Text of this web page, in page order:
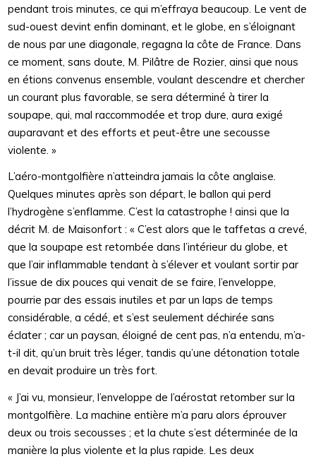
pendant trois minutes, ce qui m’effraya beaucoup. Le vent de
sud-ouest devint enfin dominant, et le globe, en s’éloignant
de nous par une diagonale, regagna la côte de France. Dans
ce moment, sans doute, M. Pilâtre de Rozier, ainsi que nous
en étions convenus ensemble, voulant descendre et chercher
un courant plus favorable, se sera déterminé à tirer la
soupape, qui, mal raccommodée et trop dure, aura exigé
auparavant et des efforts et peut-être une secousse
violente. »
L’aéro-montgolfière n’atteindra jamais la côte anglaise.
Quelques minutes après son départ, le ballon qui perd
l’hydrogène s’enflamme. C’est la catastrophe ! ainsi que la
décrit M. de Maisonfort : « C’est alors que le taffetas a crevé,
que la soupape est retombée dans l’intérieur du globe, et
que l’air inflammable tendant à s’élever et voulant sortir par
l’issue de dix pouces qui venait de se faire, l’enveloppe,
pourrie par des essais inutiles et par un laps de temps
considérable, a cédé, et s’est seulement déchirée sans
éclater ; car un paysan, éloigné de cent pas, n’a entendu, m’a-
t-il dit, qu’un bruit très léger, tandis qu’une détonation totale
en devait produire un très fort.
« J’ai vu, monsieur, l’enveloppe de l’aérostat retomber sur la
montgolfière. La machine entière m’a paru alors éprouver
deux ou trois secousses ; et la chute s’est déterminée de la
manière la plus violente et la plus rapide. Les deux